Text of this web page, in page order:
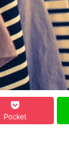
Pocket